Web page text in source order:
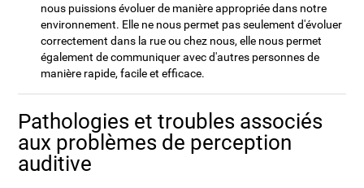
nous puissions évoluer de manière appropriée dans notre
environnement. Elle ne nous permet pas seulement d'évoluer
correctement dans la rue ou chez nous, elle nous permet
également de communiquer avec d'autres personnes de
manière rapide, facile et efficace.
Pathologies et troubles associés
aux problèmes de perception
auditive